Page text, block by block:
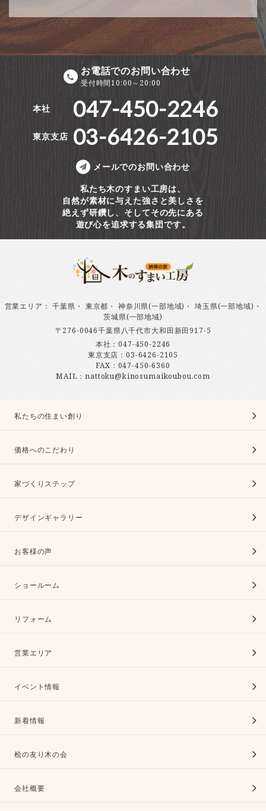
お電話でのお問い合わせ
受付時間10:00～20:00
本社 047-450-2246
東京支店 03-6426-2105
メールでのお問い合わせ
私たち木のすまい工房は、
自然が素材に与えた強さと美しさを
絶えず研鑽し、そしてその先にある
遊び心を追求する集団です。
営業エリア ：千葉県 ・ 東京都 ・ 神奈川県(一部地域) ・ 埼玉県(一部地域) ・
茨城県(一部地域)
〒276-0046千葉県八千代市大和田新田917-5
本社：047-450-2246
東京支店：03-6426-2105
FAX：047-450-6360
MAIL：nattoku@kinosumaikoubou.com
私たちの住まい創り
価格へのこだわり
家づくりステップ
デザインギャラリー
お客様の声
ショールーム
リフォーム
営業エリア
イベント情報
新着情報
桧の友り木の会
会社概要